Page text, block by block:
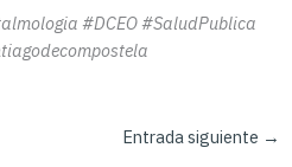
#DCEO #SaludPublica
Entrada siguiente →